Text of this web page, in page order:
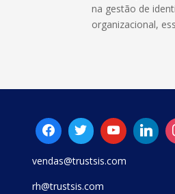
na gestão de
organizacional,
vendas@trustsis.com
rh@trustsis.com